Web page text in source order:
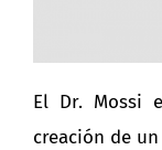
El Dr. Mossi
creación de